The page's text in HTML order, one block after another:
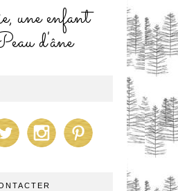
une enfant
d'âne